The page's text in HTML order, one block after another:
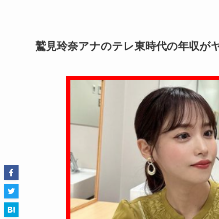
鷲見玲奈アナのテレ東時代の年収が